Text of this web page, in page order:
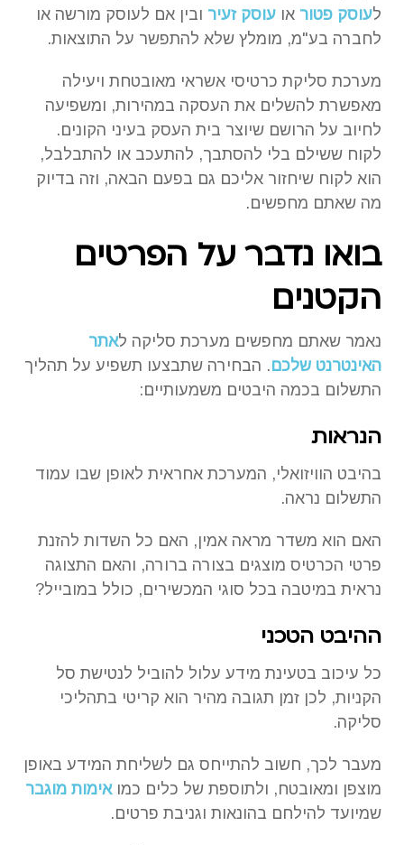
לעוסק פטור או עוסק זעיר ובין אם לעוסק מורשה או
לחברה בע"מ, מומלץ שלא להתפשר על התוצאות.
מערכת סליקת כרטיסי אשראי מאובטחת ויעילה
מאפשרת להשלים את העסקה במהירות, ומשפיעה
לחיוב על הרושם שיוצר בית העסק בעיני הקונים.
לקוח ששילם בלי להסתבך, להתעכב או להתבלבל,
הוא לקוח שיחזור אליכם גם בפעם הבאה, וזה בדיוק
מה שאתם מחפשים.
בואו נדבר על הפרטים
הקטנים
נאמר שאתם מחפשים מערכת סליקה לאתר
האינטרנט שלכם. הבחירה שתבצעו תשפיע על תהליך
התשלום בכמה היבטים משמעותיים:
הנראות
בהיבט הוויזואלי, המערכת אחראית לאופן שבו עמוד
התשלום נראה.
האם הוא משדר מראה אמין, האם כל השדות להזנת
פרטי הכרטיס מוצגים בצורה ברורה, והאם התצוגה
נראית במיטבה בכל סוגי המכשירים, כולל במובייל?
ההיבט הטכני
כל עיכוב בטעינת מידע עלול להוביל לנטישת סל
הקניות, לכן זמן תגובה מהיר הוא קריטי בתהליכי
סליקה.
מעבר לכך, חשוב להתייחס גם לשליחת המידע באופן
מוצפן ומאובטח, ולתוספת של כלים כמואימות מוגבר
שמיועד להילחם בהונאות וגניבת פרטים.